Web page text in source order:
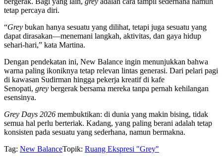
tetap percaya diri.
“Grey bukan hanya sesuatu yang dilihat, tetapi juga sesuatu yang
dapat dirasakan—menemani langkah, aktivitas, dan gaya hidup
sehari-hari,” kata Martina.
Dengan pendekatan ini, New Balance ingin menunjukkan bahwa
warna paling ikoniknya tetap relevan lintas generasi. Dari pelari pagi
di kawasan Sudirman hingga pekerja kreatif di kafe
Senopati, grey bergerak bersama mereka tanpa pernah kehilangan
esensinya.
Grey Days 2026 membuktikan: di dunia yang makin bising, tidak
semua hal perlu berteriak. Kadang, yang paling berani adalah tetap
konsisten pada sesuatu yang sederhana, namun bermakna.
Tag: New BalanceTopik: Ruang Ekspresi "Grey"